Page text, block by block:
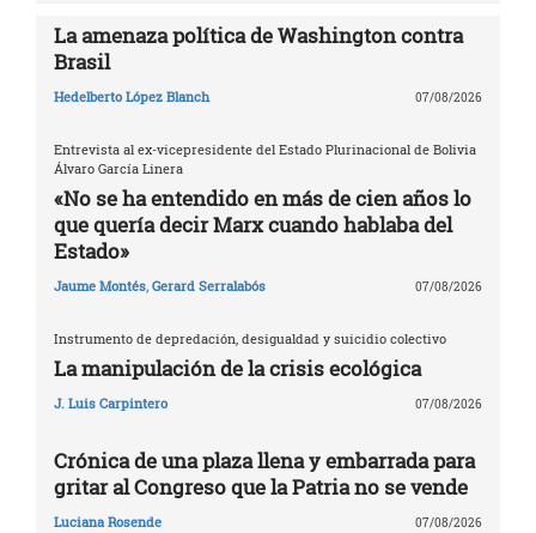
La amenaza política de Washington contra
Brasil
Hedelberto López Blanch 07/08/2026
Entrevista al ex-vicepresidente del Estado Plurinacional de Bolivia
Álvaro García Linera
«No se ha entendido en más de cien años lo
que quería decir Marx cuando hablaba del
Estado»
Jaume Montés, Gerard Serralabós 07/08/2026
Instrumento de depredación, desigualdad y suicidio colectivo
La manipulación de la crisis ecológica
J. Luis Carpintero 07/08/2026
Crónica de una plaza llena y embarrada para
gritar al Congreso que la Patria no se vende
Luciana Rosende 07/08/2026